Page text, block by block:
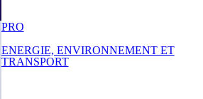
PRO
ENERGIE, ENVIRONNEMENT ET
TRANSPORT